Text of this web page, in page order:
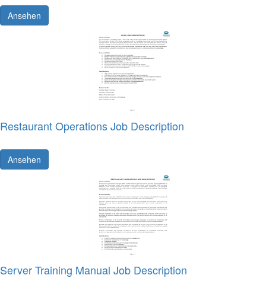
Ansehen
Restaurant Operations Job Description
Ansehen
Server Training Manual Job Description